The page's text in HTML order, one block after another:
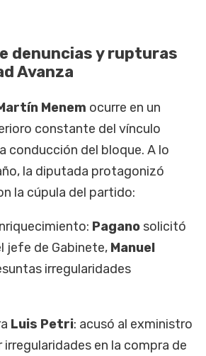
denuncias y rupturas
Avanza
Menem ocurre en un
constante del vínculo
conducción del bloque. A lo
la diputada protagonizó
la cúpula del partido:
Pagano solicitó
jefe de Gabinete, Manuel
irregularidades
Luis Petri: acusó al exministro
en la compra de